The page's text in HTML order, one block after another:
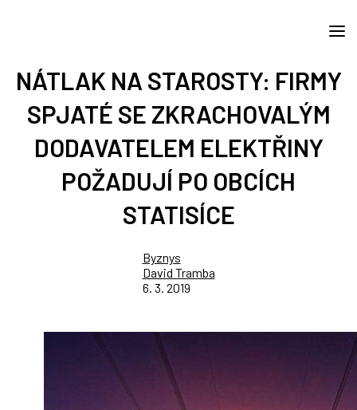
NÁTLAK NA STAROSTY: FIRMY
SPJATÉ SE ZKRACHOVALÝM
DODAVATELEM ELEKTŘINY
POŽADUJÍ PO OBCÍCH
STATISÍCE
Byznys
David Tramba
6. 3. 2019